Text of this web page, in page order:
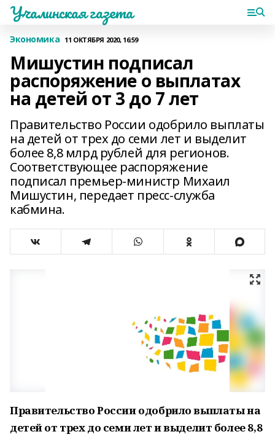
Учалинская газета
Экономика 11 ОКТЯБРЯ 2020, 16:59
Мишустин подписал
распоряжение о выплатах
на детей от 3 до 7 лет
Правительство России одобрило выплаты
на детей от трех до семи лет и выделит
более 8,8 млрд рублей для регионов.
Соответствующее распоряжение
подписал премьер-министр Михаил
Мишустин, передает пресс-служба
кабмина.
Правительство России одобрило выплаты на
детей от трех до семи лет и выделит более 8,8